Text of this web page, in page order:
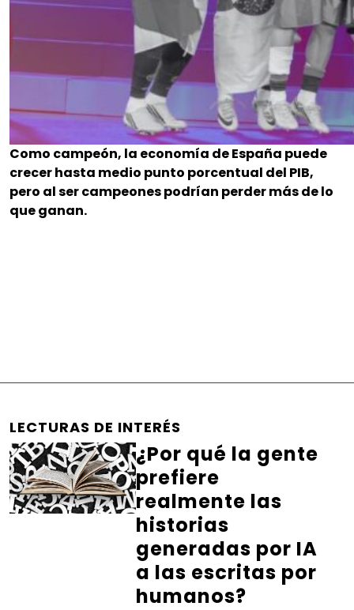
Como campeón, la economía de España puede
crecer hasta medio punto porcentual del PIB,
pero al ser campeones podrían perder más de lo
que ganan.
LECTURAS DE INTERÉS
¿Por qué la gente
prefiere
realmente las
historias
generadas por IA
a las escritas por
humanos?